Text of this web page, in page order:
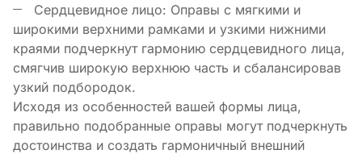
Сердцевидное лицо: Оправы с мягкими и
широкими верхними рамками и узкими нижними
краями подчеркнут гармонию сердцевидного лица,
смягчив широкую верхнюю часть и сбалансировав
узкий подбородок.
Исходя из особенностей вашей формы лица,
правильно подобранные оправы могут подчеркнуть
достоинства и создать гармоничный внешний